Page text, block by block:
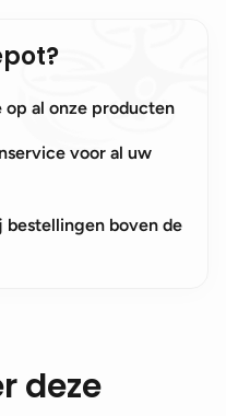
al onze producten
voor al uw
bestellingen boven de
deze